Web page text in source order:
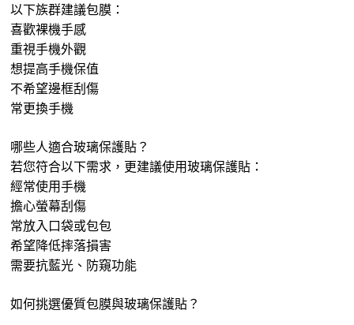
以下族群建議包膜：
喜歡裸機手感
重視手機外觀
想提高手機保值
不希望邊框刮傷
常更換手機
哪些人適合玻璃保護貼？
若您符合以下需求，更建議使用玻璃保護貼：
經常使用手機
擔心螢幕刮傷
常放入口袋或包包
希望降低摔落損害
需要抗藍光、防窺功能
如何挑選優質包膜與玻璃保護貼？